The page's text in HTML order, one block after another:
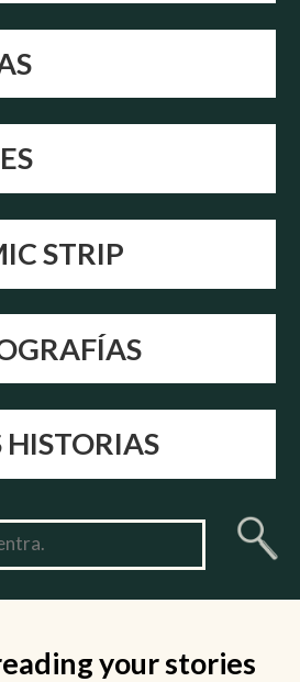
STRIP
HISTORIAS
your stories